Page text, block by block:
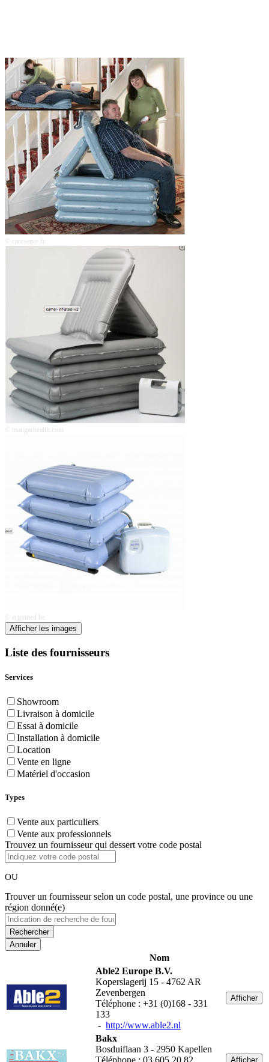
© careserve.fr
© mangarhealth.com
© ergomed.be
Afficher les images
Liste des fournisseurs
Services
Showroom
Livraison à domicile
Essai à domicile
Installation à domicile
Location
Vente en ligne
Matériel d'occasion
Types
Vente aux particuliers
Vente aux professionnels
Trouvez un fournisseur qui dessert votre code postal
OU
Trouver un fournisseur selon un code postal, une province ou une
région donné(e)
Annuler
Nom
Able2 Europe B.V.
Koperslagerij 15 - 4762 AR
Zevenbergen
Téléphone : +31 (0)168 - 331
133
- http://www.able2.nl
Afficher
Bakx
Bosduiflaan 3 - 2950 Kapellen
Afficher